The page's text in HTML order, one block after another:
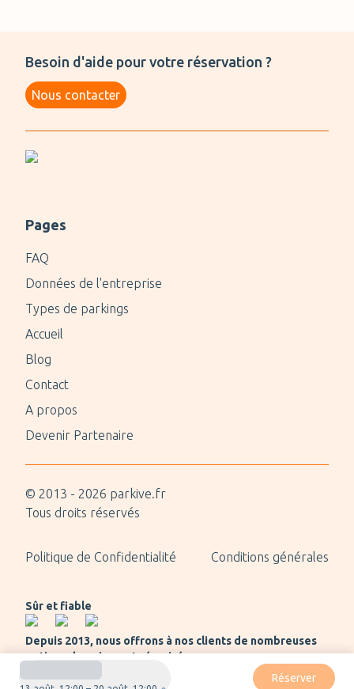
Réserver
Besoin d'aide pour votre réservation ?
Nous contacter
Pages
FAQ
Données de l'entreprise
Types de parkings
Accueil
Blog
Contact
A propos
Devenir Partenaire
© 2013 - 2026 parkive.fr
Tous droits réservés
Politique de Confidentialité Conditions générales
Sûr et fiable
Depuis 2013, nous offrons à nos clients de nombreuses
options de paiement sécurisées.